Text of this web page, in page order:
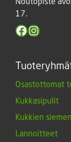
17.
Facebook
Osastottomat
Kukkasipulit
Kukkien
Lannoitteet